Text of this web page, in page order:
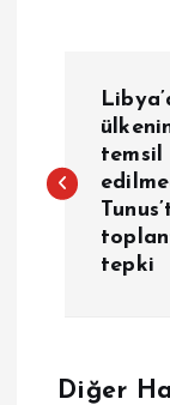
z
e
temsil
tepki
Diğer